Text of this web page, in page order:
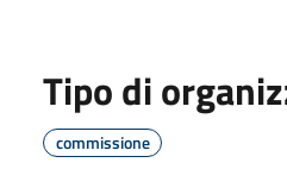
Tipo di
commissione